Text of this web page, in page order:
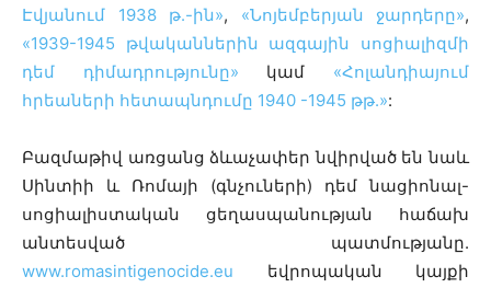
Էվյանում 1938 թ.-ին», «Նոյեմբերյան ջարդերը»,
«1939-1945 թվականներին ազգային սոցիալիզմի
դեմ դիմադրությունը» կամ «Հոլանդիայում
հրեաների հետապնդումը 1940 -1945 թթ.»:
Բազմաթիվ առցանց ձևաչափեր նվիրված են նաև
Սինտիի և Ռոմայի (գնչուների) դեմ նացիոնալ-
սոցիալիստական ​​ցեղասպանության հաճախ
անտեսված պատմությանը.
www.romasintigenocide.eu եվրոպական կայքի